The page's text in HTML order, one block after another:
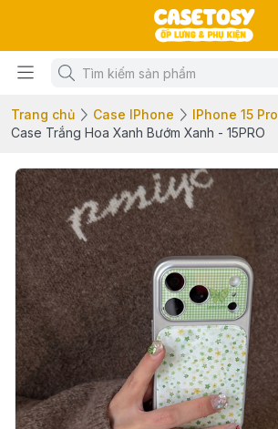
Trang chủ Case IPhone
IPhone 15 Pro
Case Trắng Hoa Xanh Bướm Xanh - 15PRO